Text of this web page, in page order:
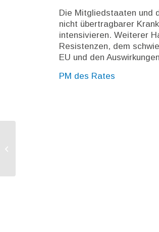
Die Mitgliedstaaten und
nicht übertragbarer
intensivieren. Weiterer
Resistenzen, dem
EU und den
PM des Rates